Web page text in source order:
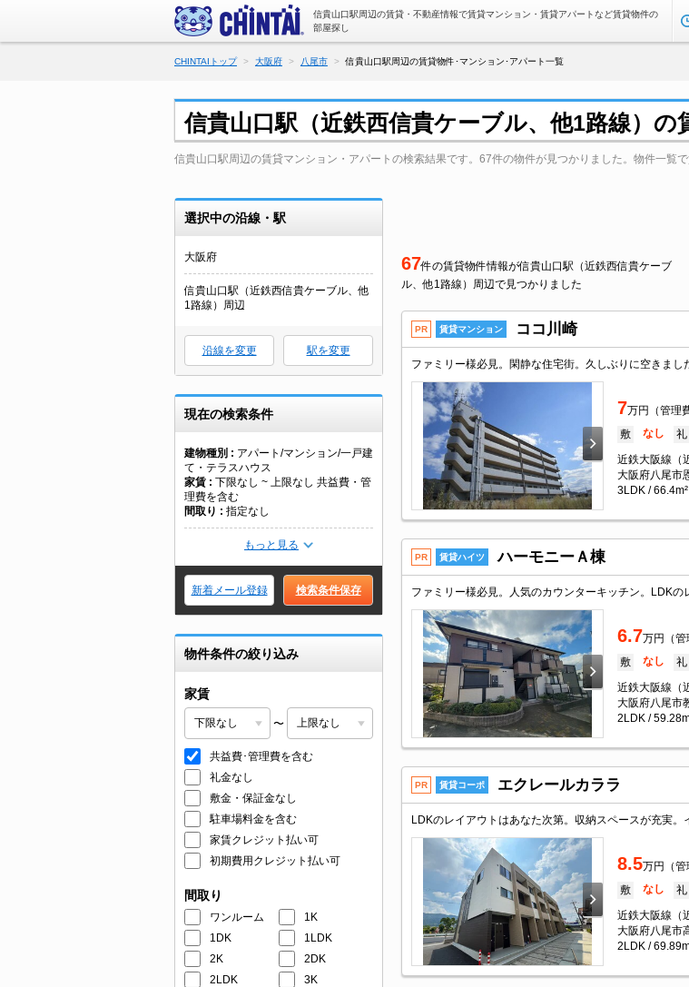
信貴山口駅周辺の賃貸・不動産情報で賃貸マンション・賃貸アパートなど賃貸物件の
部屋探し
CHINTAIトップ 大阪府 八尾市 信貴山口駅周辺の賃貸物件･マンション･アパート一覧
信貴山口駅（近鉄西信貴ケーブル、他1路線）
信貴山口駅周辺の賃貸マンション・アパートの検索結果です。67件の物件が見つかりました。物件一覧
選択中の沿線・駅
大阪府
信貴山口駅（近鉄西信貴ケーブル、他
1路線）周辺
沿線を変更 駅を変更
現在の検索条件
建物種別
アパート/マンション/一戸建
て・テラスハウス
家賃
下限なし ~ 上限なし 共益費・管
理費を含む
間取り
指定なし
もっと見る
新着メール登録 検索条件保存
物件条件の絞り込み
家賃
〜
共益費･管理費を含む
礼金なし
敷金・保証金なし
駐車場料金を含む
家賃クレジット払い可
初期費用クレジット払い可
間取り
ワンルーム
1K
1DK
1LDK
2K
2DK
2LDK
3K
67件の賃貸物件情報が信貴山口駅（近鉄西信貴ケーブ
ル、他1路線）周辺で見つかりました
PR 賃貸マンション ココ川崎
7万円（管理
敷 なし 礼
近鉄大阪線（
大阪府八尾市
3LDK /
PR 賃貸ハイツ ハーモニーＡ棟
6.7万円（管
敷 なし 礼
近鉄大阪線（
大阪府八尾市
2LDK /
PR 賃貸コーポ エクレールカララ
8.5万円（管
敷 なし 礼
近鉄大阪線（
大阪府八尾市
2LDK /